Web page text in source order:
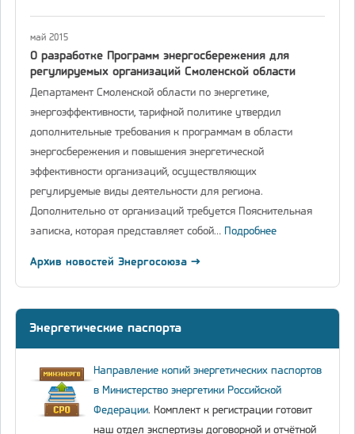
май 2015
О разработке Программ энергосбережения для
регулируемых организаций Смоленской области
Департамент Смоленской области по энергетике,
энергоэффективности, тарифной политике утвердил
дополнительные требования к программам в области
энергосбережения и повышения энергетической
эффективности организаций, осуществляющих
регулируемые виды деятельности для региона.
Дополнительно от организаций требуется Пояснительная
записка, которая представляет собой… Подробнее
Архив новостей Энергосоюза →
Энергетические паспорта
Направление копий энергетических паспортов
в Министерство энергетики Российской
Федерации. Комплект к регистрации готовит
наш отдел экспертизы договорной и отчётной